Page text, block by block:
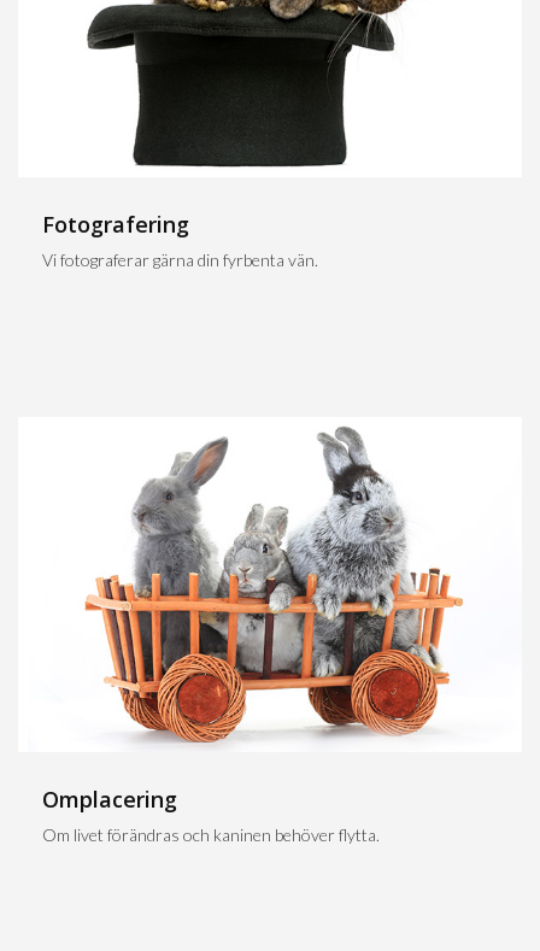
Fotografering
Vi fotograferar gärna din fyrbenta vän.
Omplacering
Om livet förändras och kaninen behöver flytta.